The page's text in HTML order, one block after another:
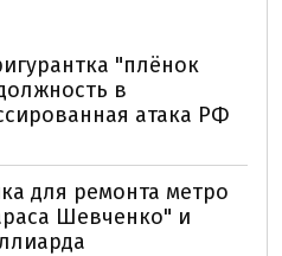
"плёнок
в
атака РФ
для ремонта метро
Шевченко" и